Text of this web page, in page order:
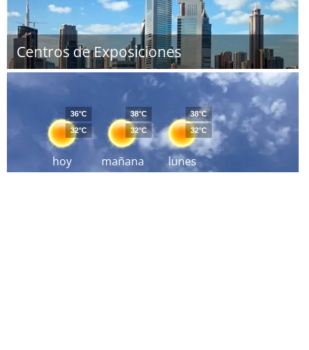
Centros de Exposiciones
hoy
36°C
32°C
mañana
38°C
32°C
lunes
38°C
32°C